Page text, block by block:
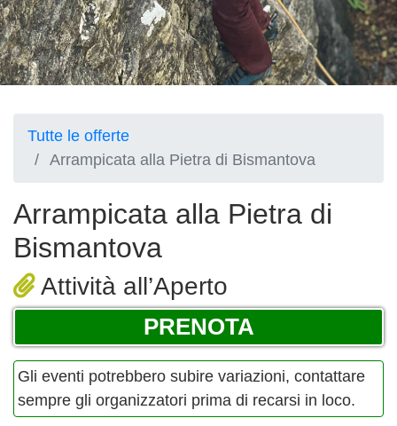
Tutte le offerte
Arrampicata alla Pietra di Bismantova
Arrampicata alla Pietra di
Bismantova
Attività all’Aperto
PRENOTA
Gli eventi potrebbero subire variazioni, contattare
sempre gli organizzatori prima di recarsi in loco.